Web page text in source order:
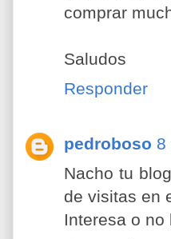
comprar
Saludos
Responder
pedroboso 8
Nacho tu
de visitas en
Interesa o